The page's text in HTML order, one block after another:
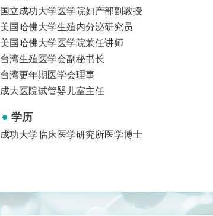
国立成功大学医学院妇产部副教授
美国哈佛大学生殖内分泌研究员
美国哈佛大学医学院兼任讲师
台湾生殖医学会副秘书长
台湾更年期医学会理事
成大医院试管婴儿室主任
学历
成功大学临床医学研究所医学博士